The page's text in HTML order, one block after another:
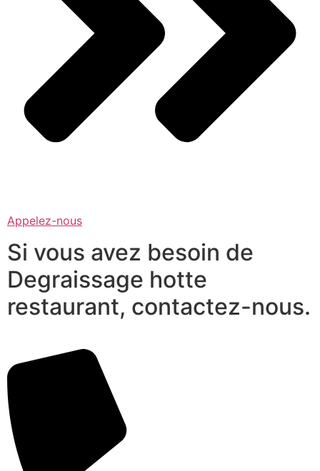
Appelez-nous
Si vous avez besoin de
Degraissage hotte
restaurant, contactez-nous.